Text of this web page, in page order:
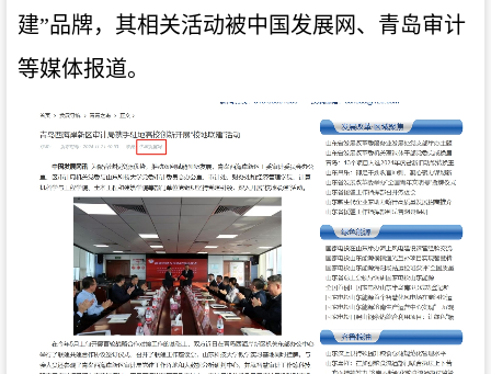
建”品牌，其相关活动被中国发展网、青岛审计
等媒体报道。